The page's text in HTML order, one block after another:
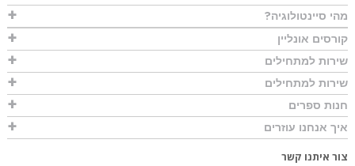
מהי סיינטולוגיה?
קורסים אונליין
שירות למתחילים
שירות למתחילים
חנות ספרים
איך אנחנו עוזרים
צור איתנו קשר